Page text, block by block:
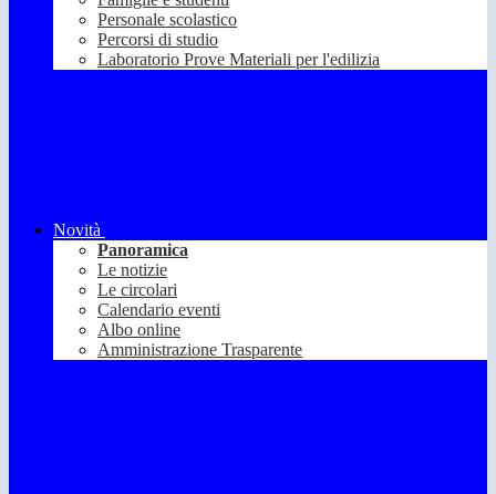
Personale scolastico
Percorsi di studio
Laboratorio Prove Materiali per l'edilizia
Novità
Panoramica
Le notizie
Le circolari
Calendario eventi
Albo online
Amministrazione Trasparente